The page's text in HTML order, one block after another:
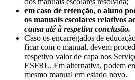
em caso de retenção, o aluno
os manuais escolares relativos
causa até à respetiva conclusão.
Caso os encarregados de
ficar com o manual, devem
respetivo valor de capa nos
ESFRL. Em alternativa, podem
mesmo manual em estado novo.